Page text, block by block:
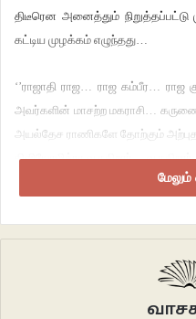
திடீரென அனைத்தும் நிறுத்தப்பட்டு
கட்டிய முழக்கம் எழுந்தது…
‘’ராஜாதி ராஜ… ராஜ கம்பீர…
அவர்களின் மாசற்ற மகராசி…
அயல்தேச ராணிகளே தோற்கும்
கிளியோமித்ரா வருகிறார்…
கண்களில் வியப்பு
வியப்பு… அரசர் அந்தக்
மேலும்